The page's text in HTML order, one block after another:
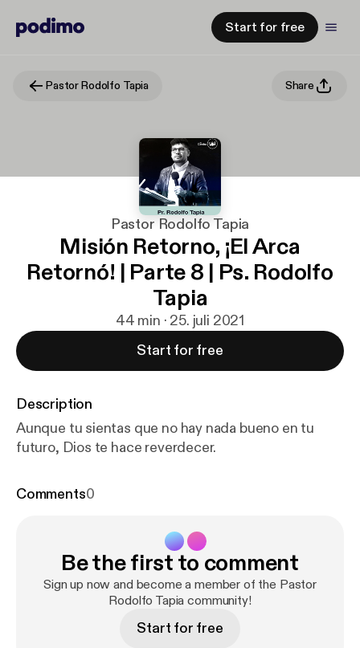
Start for free
Pastor Rodolfo Tapia Share
Pastor Rodolfo Tapia
Misión Retorno, ¡El Arca
Retornó! | Parte 8 | Ps. Rodolfo
Tapia
44 min · 25. juli 2021
Start for free
Description
Aunque tu sientas que no hay nada bueno en tu
futuro, Dios te hace reverdecer.
Comments0
Be the first to comment
Sign up now and become a member of the Pastor
Rodolfo Tapia community!
Start for free